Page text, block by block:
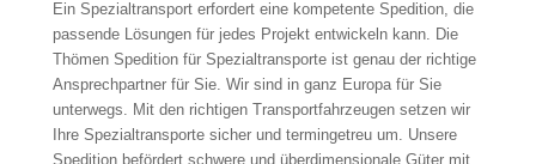
Ein Spezialtransport erfordert eine kompetente Spedition, die
passende Lösungen für jedes Projekt entwickeln kann. Die
Thömen Spedition für Spezialtransporte ist genau der richtige
Ansprechpartner für Sie. Wir sind in ganz Europa für Sie
unterwegs. Mit den richtigen Transportfahrzeugen setzen wir
Ihre Spezialtransporte sicher und termingetreu um. Unsere
Spedition befördert schwere und überdimensionale Güter mit